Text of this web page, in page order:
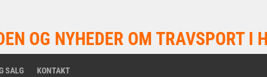
OG NYHEDER OM TRAVSPORT I
SALG KONTAKT